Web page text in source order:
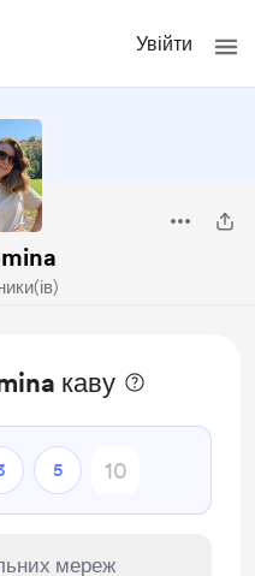
Увійти
каву
5